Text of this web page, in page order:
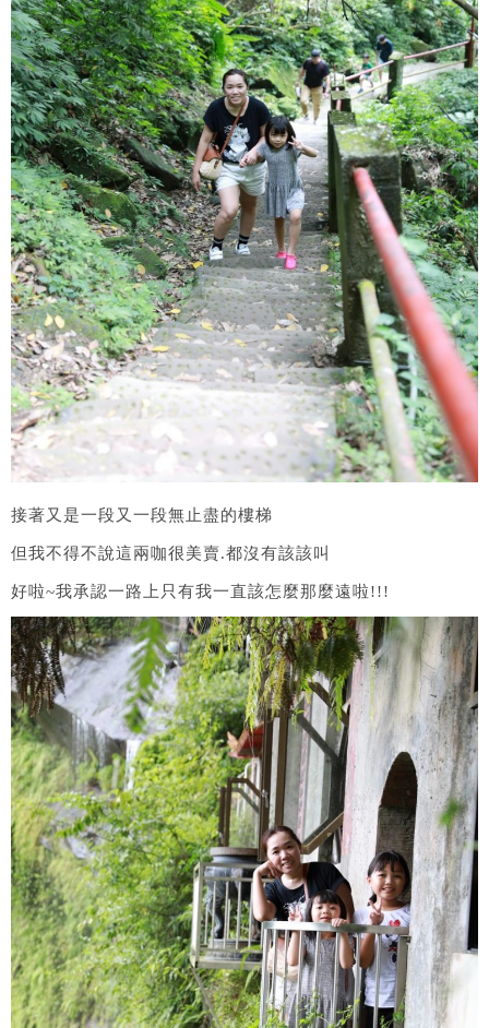
接著又是一段又一段無止盡的樓梯
但我不得不說這兩咖很美賣.都沒有該該叫
好啦~我承認一路上只有我一直該怎麼那麼遠啦!!!